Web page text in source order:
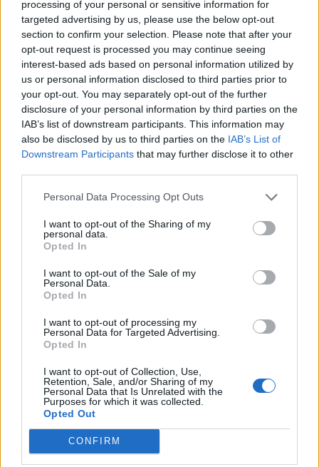
processing of your personal or sensitive information for
targeted advertising by us, please use the below opt-out
section to confirm your selection. Please note that after your
opt-out request is processed you may continue seeing
interest-based ads based on personal information utilized by
us or personal information disclosed to third parties prior to
your opt-out. You may separately opt-out of the further
disclosure of your personal information by third parties on the
IAB’s list of downstream participants. This information may
also be disclosed by us to third parties on the IAB’s List of
Downstream Participants that may further disclose it to other
Personal Data Processing Opt Outs
I want to opt-out of the Sharing of my
personal data.
Opted In
I want to opt-out of the Sale of my
Personal Data.
Opted In
I want to opt-out of processing my
Personal Data for Targeted Advertising.
Opted In
I want to opt-out of Collection, Use,
Retention, Sale, and/or Sharing of my
Personal Data that Is Unrelated with the
Purposes for which it was collected.
Opted Out
CONFIRM
Gruevskin në çështjen “Talir 2
Profesori i Kembrixhit largohet
nga detyra pas akuzave për
plagjiaturë dhe pasaktësi
akademike
Sllovakia përballet me vapë